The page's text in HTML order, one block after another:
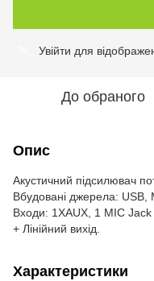
Увійти для
До обраного
Опис
Акустичний підсилювач
Вбудовані джерела: USB,
Входи: 1ХAUX, 1 MIC
+ Лінійний вихід.
Характеристики